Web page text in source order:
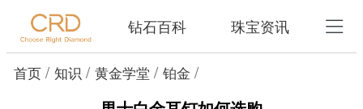
钻石百科 珠宝资讯
首页 / 知识 / 黄金学堂 / 铂金 /